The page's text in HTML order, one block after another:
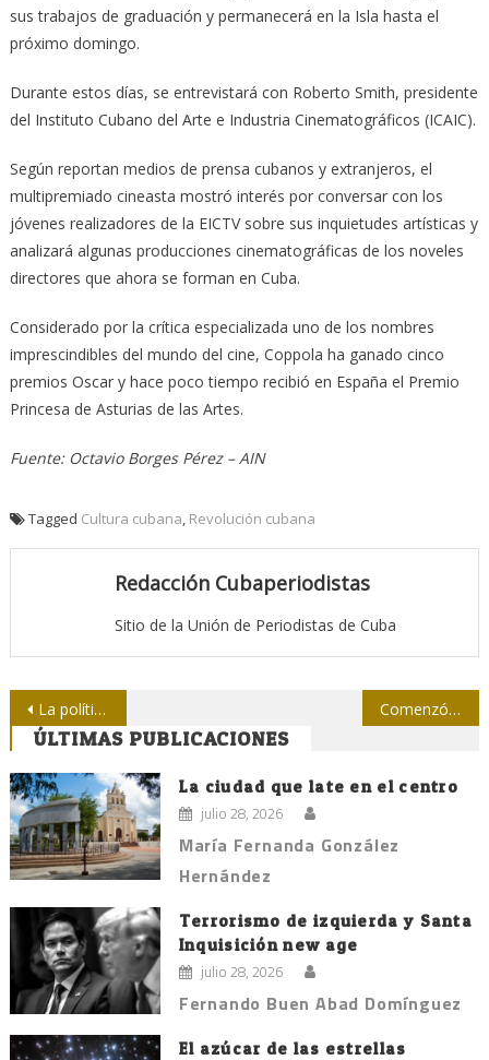
sus trabajos de graduación y permanecerá en la Isla hasta el
próximo domingo.
Durante estos días, se entrevistará con Roberto Smith, presidente
del Instituto Cubano del Arte e Industria Cinematográficos (ICAIC).
Según reportan medios de prensa cubanos y extranjeros, el
multipremiado cineasta mostró interés por conversar con los
jóvenes realizadores de la EICTV sobre sus inquietudes artísticas y
analizará algunas producciones cinematográficas de los noveles
directores que ahora se forman en Cuba.
Considerado por la crítica especializada uno de los nombres
imprescindibles del mundo del cine, Coppola ha ganado cinco
premios Oscar y hace poco tiempo recibió en España el Premio
Princesa de Asturias de las Artes.
Fuente: Octavio Borges Pérez – AIN
Tagged Cultura cubana, Revolución cubana
Redacción Cubaperiodistas
Sitio de la Unión de Periodistas de Cuba
Navegación
de
entradas
La política cultural de la Revolución es una sola Comenzó encuentro de radialistas en Santiago de Cuba
ÚLTIMAS PUBLICACIONES
La ciudad que late en el centro
julio 28, 2026
María Fernanda González
Hernández
Terrorismo de izquierda y Santa
Inquisición new age
julio 28, 2026
Fernando Buen Abad Domínguez
El azúcar de las estrellas